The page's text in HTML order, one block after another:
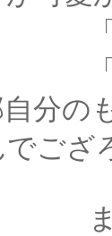
･･
が
自分
ござ
狼